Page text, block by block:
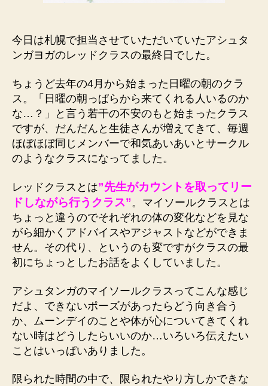
と
運
命
の
会
を
楽
し
み
に
♡
の
今日は札幌で担当させていただいていたアシュタ
ンガヨガのレッドクラスの最終日でした。
ちょうど去年の4月から始まった日曜の朝のクラ
ス。「日曜の朝っぱらから来てくれる人いるのか
な…？」と言う若干の不安のもと始まったクラス
ですが、だんだんと生徒さんが増えてきて、毎週
ほぼほぼ同じメンバーで和気あいあいとサークル
のようなクラスになってました。
レッドクラスとは”先生がカウントを取ってリー
ドしながら行うクラス”。マイソールクラスとは
ちょっと違うのでそれぞれの体の変化などを見な
がら細かくアドバイスやアジャストなどができま
せん。その代り、というのも変ですがクラスの最
初にちょっとしたお話をよくしていました。
アシュタンガのマイソールクラスってこんな感じ
だよ、できないポーズがあったらどう向き合う
か、ムーンデイのことや体が心についてきてくれ
ない時はどうしたらいいのか…いろいろ伝えたい
ことはいっぱいありました。
限られた時間の中で、限られたやり方しかできな